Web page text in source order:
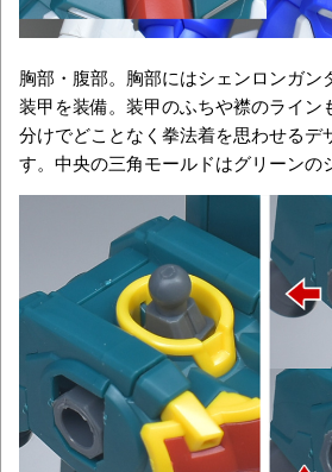
胸部・腹部。胸部にはシェンロンガン
装甲を装備。装甲のふちや襟のライン
分けでどことなく拳法着を思わせるデ
す。中央の三角モールドはグリーンの